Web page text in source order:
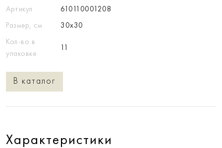
Артикул
610110001208
Размер, см
30x30
Кол-во в
упаковке
11
В каталог
Характеристики